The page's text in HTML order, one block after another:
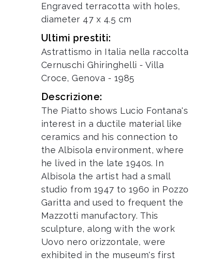
Engraved terracotta with holes,
diameter 47 x 4.5 cm
Ultimi prestiti:
Astrattismo in Italia nella raccolta
Cernuschi Ghiringhelli - Villa
Croce, Genova - 1985
Descrizione:
The Piatto shows Lucio Fontana's
interest in a ductile material like
ceramics and his connection to
the Albisola environment, where
he lived in the late 1940s. In
Albisola the artist had a small
studio from 1947 to 1960 in Pozzo
Garitta and used to frequent the
Mazzotti manufactory. This
sculpture, along with the work
Uovo nero orizzontale, were
exhibited in the museum's first